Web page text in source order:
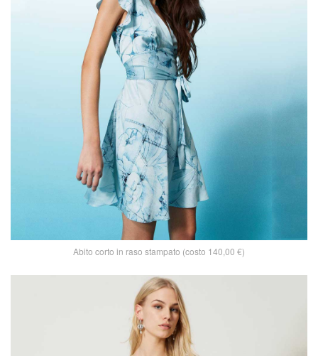
Abito corto in raso stampato (costo 140,00 €)